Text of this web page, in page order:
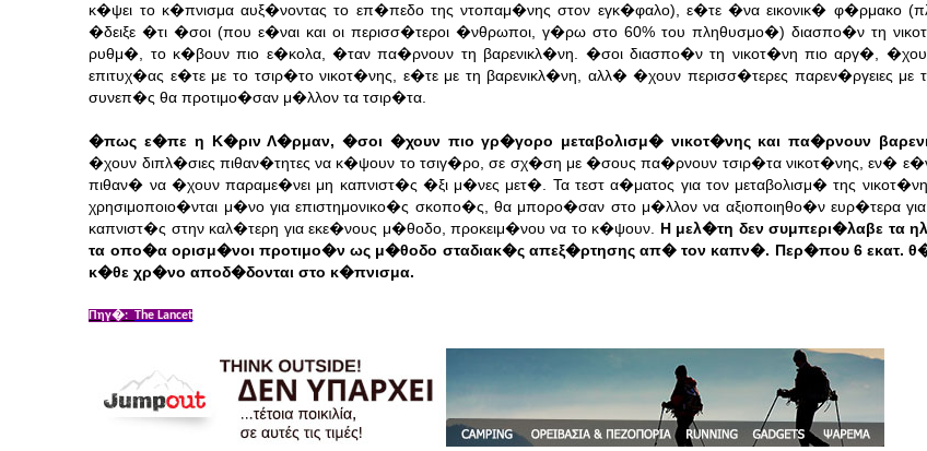
κ�ψει το κ�πνισμα αυξ�νοντας το επ�πεδο της ντοπαμ�νης στον εγκ�φαλο), ε�τε �να εικονικ� φ�ρμακο
�δειξε �τι �σοι (που ε�ναι και οι περισσ�τεροι �νθρωποι, γ�ρω στο 60% του πληθυσμο�) διασπο�ν τη
ρυθμ�, το κ�βουν πιο ε�κολα, �ταν πα�ρνουν τη βαρενικλ�νη. �σοι διασπο�ν τη νικοτ�νη πιο αργ�,
επιτυχ�ας ε�τε με το τσιρ�το νικοτ�νης, ε�τε με τη βαρενικλ�νη, αλλ� �χουν περισσ�τερες παρεν�ργειες
συνεπ�ς θα προτιμο�σαν μ�λλον τα τσιρ�τα.
�πως ε�πε η Κ�ριν Λ�ρμαν, �σοι �χουν πιο γρ�γορο μεταβολισμ� νικοτ�νης και πα�ρνουν
�χουν διπλ�σιες πιθαν�τητες να κ�ψουν το τσιγ�ρο, σε σχ�ση με �σους πα�ρνουν τσιρ�τα νικοτ�νης, εν�
πιθαν� να �χουν παραμε�νει μη καπνιστ�ς �ξι μ�νες μετ�. Τα τεστ α�ματος για τον μεταβολισμ� της
χρησιμοποιο�νται μ�νο για επιστημονικο�ς σκοπο�ς, θα μπορο�σαν στο μ�λλον να αξιοποιηθο�ν ευρ�τερα
καπνιστ�ς στην καλ�τερη για εκε�νους μ�θοδο, προκειμ�νου να το κ�ψουν. Η μελ�τη δεν συμπερι�λαβε τα
τα οπο�α ορισμ�νοι προτιμο�ν ως μ�θοδο σταδιακ�ς απεξ�ρτησης απ� τον καπν�. Περ�που 6 εκατ.
κ�θε χρ�νο αποδ�δονται στο κ�πνισμα.
Πηγ�:The Lancet